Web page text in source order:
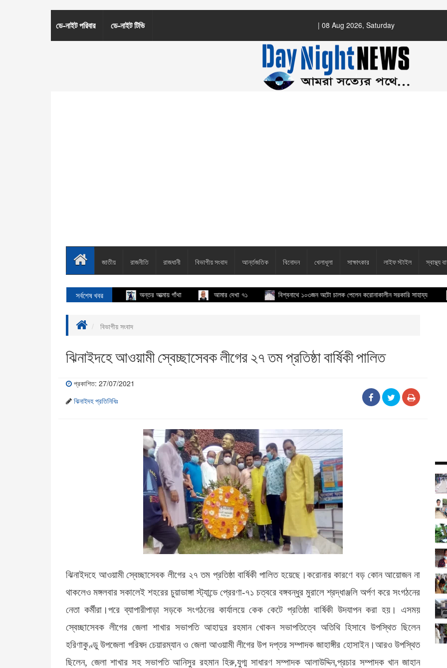
ডে-নাইট পরিবার ডে-নাইট টিভি | 08 Aug 2026, Saturday
জাতীয় রাজনীতি রাজধানী বিভাগীয় সংবাদ আর্ন্তজতিক বিনোদন খেলাধূলা সাক্ষাৎকার লাইফ স্টাইল স্বাস্থ্য
সর্বশেষ খবর অন্তর আত্মায় গাঁথা আমার দেখা ৭১ বিশ্বনাথে ১০৩জন অটো চালক পেলেন করোনাকালীন সরকারি সাহায্য
বিভাগীয় সংবাদ
ঝিনাইদহে আওয়ামী স্বেচ্ছাসেবক লীগের ২৭ তম প্রতিষ্ঠা বার্ষিকী পালিত
প্রকাশিত: 27/07/2021
ঝিনাইদহ প্রতিনিধিঃ
ঝিনাইদহে আওয়ামী স্বেচ্ছাসেবক লীগের ২৭ তম প্রতিষ্ঠা বার্ষিকী পালিত হয়েছে।করোনার কারণে বড় কোন আয়োজন না
থাকলেও মঙ্গলবার সকালেই শহরের চুয়াডাঙ্গা স্ট্যান্ডে প্রেরণা-৭১ চত্বরে বঙ্গবন্ধুর মুরালে শ্রদ্ধাঞ্জলি অর্পণ করে সংগঠনের
নেতা কর্মীরা।পরে ব্যাপারীপাড়া সড়কে সংগঠনের কার্যালয়ে কেক কেটে প্রতিষ্ঠা বার্ষিকী উদযাপন করা হয়। এসময়
স্বেচ্ছাসেবক লীগের জেলা শাখার সভাপতি আহাদুর রহমান খোকন সভাপতিত্বে অতিথি হিসাবে উপস্থিত ছিলেন
হরিণাকুণ্ডু উপজেলা পরিষদ চেয়ারম্যান ও জেলা আওয়ামী লীগের উপ দপ্তর সম্পাদক জাহাঙ্গীর হোসাইন।আরও উপস্থিত
ছিলেন, জেলা শাখার সহ সভাপতি আনিসুর রহমান হিরু,যুগ্ম সাধারণ সম্পাদক আলাউদ্দিন,প্রচার সম্পাদক খান জাহান